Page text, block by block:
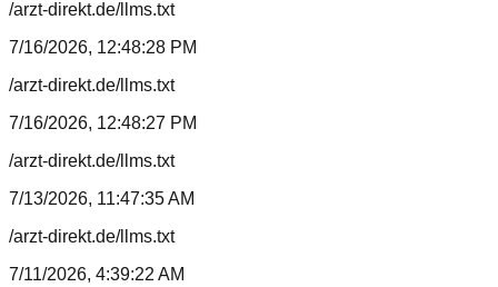
/arzt-direkt.de/llms.txt
7/16/2026, 12:48:28 PM
/arzt-direkt.de/llms.txt
7/16/2026, 12:48:27 PM
/arzt-direkt.de/llms.txt
7/13/2026, 11:47:35 AM
/arzt-direkt.de/llms.txt
7/11/2026, 4:39:22 AM